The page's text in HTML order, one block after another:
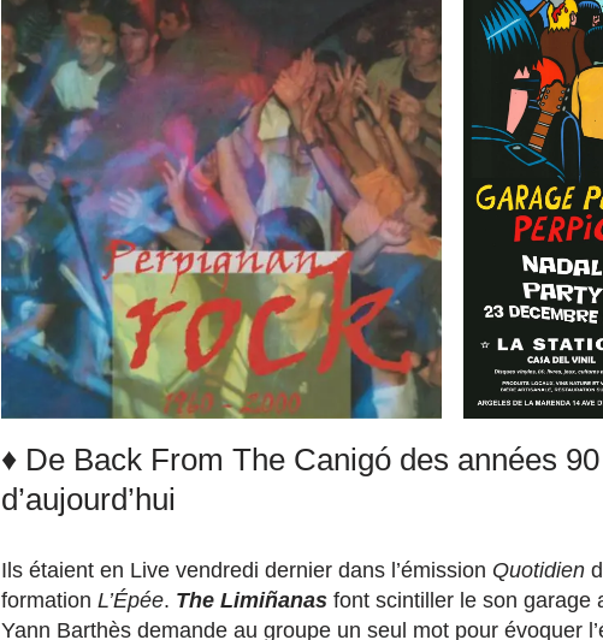
♦ De Back From The Canigó des années
d’aujourd’hui
Ils étaient en Live vendredi dernier dans l’émission Quotidien
formation L’Épée. The Limiñanas font scintiller le son garage
Yann Barthès demande au groupe un seul mot pour évoquer